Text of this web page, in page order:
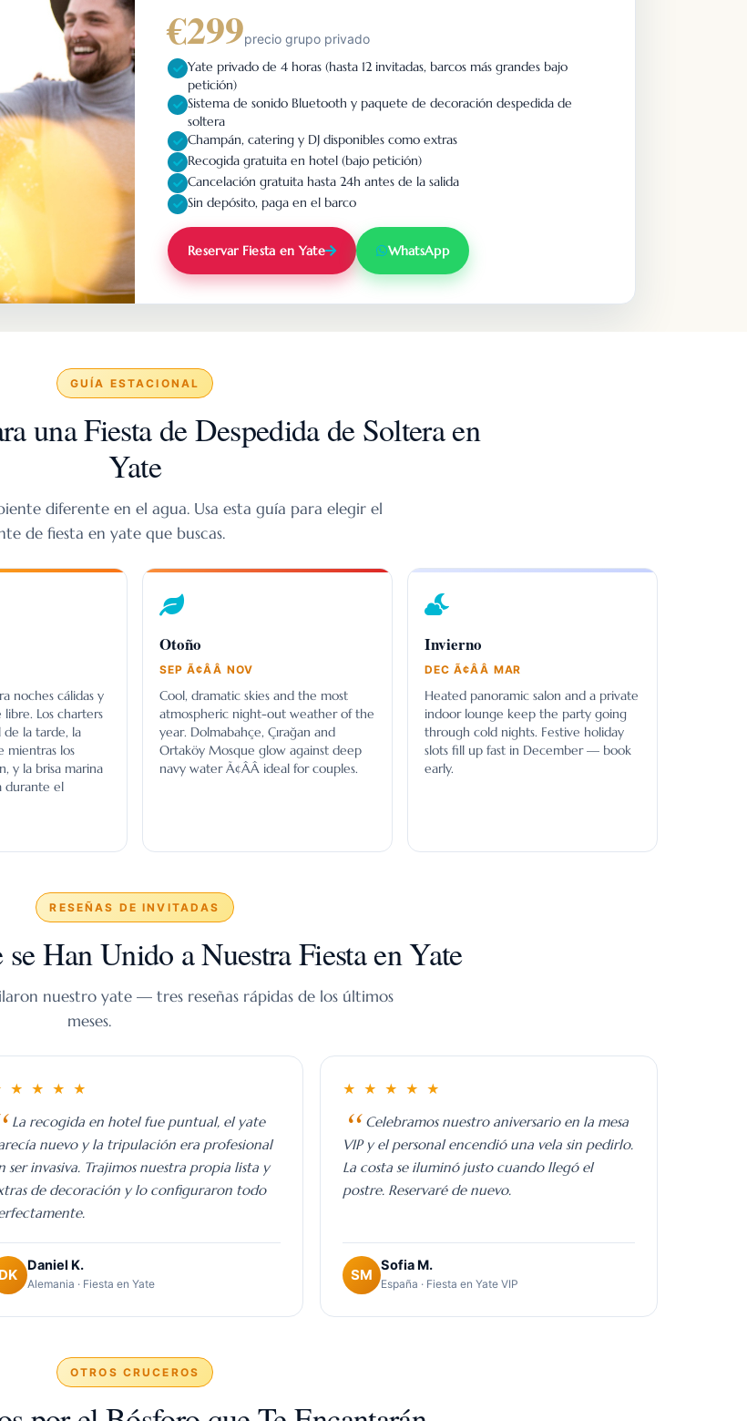
€299precio grupo privado
Yate privado de 4 horas (hasta 12 invitadas, barcos más grandes bajo
petición)
Sistema de sonido Bluetooth y paquete de decoración despedida de
soltera
Champán, catering y DJ disponibles como extras
Recogida gratuita en hotel (bajo petición)
Cancelación gratuita hasta 24h antes de la salida
Sin depósito, paga en el barco
Reservar Fiesta en Yate WhatsApp
GUÍA ESTACIONAL
una Fiesta de Despedida de Soltera en
Yate
diferente en el agua. Usa esta guía para elegir el
de fiesta en yate que buscas.
noches cálidas y
libre. Los charters
de la tarde, la
mientras los
y la brisa marina
durante el
Otoño
SEP Ã¢ÂÂ NOV
Cool, dramatic skies and the most
atmospheric night-out weather of the
year. Dolmabahçe, Çırağan and
Ortaköy Mosque glow against deep
navy water Ã¢ÂÂ ideal for couples.
Invierno
DEC Ã¢ÂÂ MAR
Heated panoramic salon and a private
indoor lounge keep the party going
through cold nights. Festive holiday
slots fill up fast in December — book
early.
RESEÑAS DE INVITADAS
Han Unido a Nuestra Fiesta en Yate
nuestro yate — tres reseñas rápidas de los últimos
meses.
★ ★ ★ ★
La recogida en hotel fue puntual, el yate
nuevo y la tripulación era profesional
ser invasiva. Trajimos nuestra propia lista y
de decoración y lo configuraron todo
DK
Daniel K.
Alemania · Fiesta en Yate
★ ★ ★ ★ ★
Celebramos nuestro aniversario en la mesa
VIP y el personal encendió una vela sin pedirlo.
La costa se iluminó justo cuando llegó el
postre. Reservaré de nuevo.
SM
Sofia M.
España · Fiesta en Yate VIP
OTROS CRUCEROS
Frecuentes